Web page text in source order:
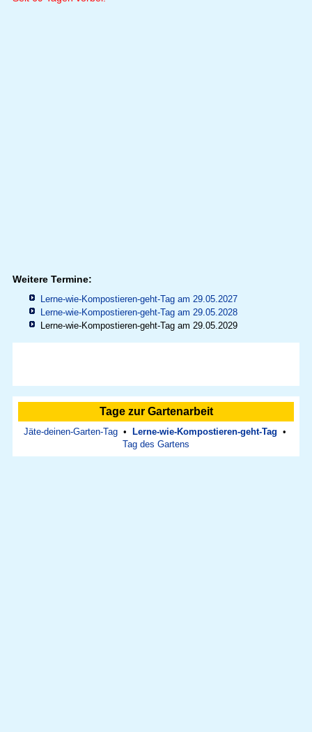
Weitere Termine:
Lerne-wie-Kompostieren-geht-Tag am 29.05.2027
Lerne-wie-Kompostieren-geht-Tag am 29.05.2028
Lerne-wie-Kompostieren-geht-Tag am 29.05.2029
Tage zur Gartenarbeit
Jäte-deinen-Garten-Tag• Lerne-wie-Kompostieren-geht-Tag •
Tag des Gartens